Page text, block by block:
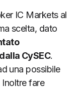
IC Markets al
scelta, dato
CySEC.
una possibile
fare